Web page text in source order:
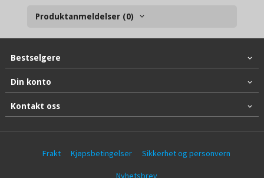
Produktanmeldelser (0)
Bestselgere
Din konto
Kontakt oss
Frakt Kjøpsbetingelser Sikkerhet og personvern
Nyhetsbrev